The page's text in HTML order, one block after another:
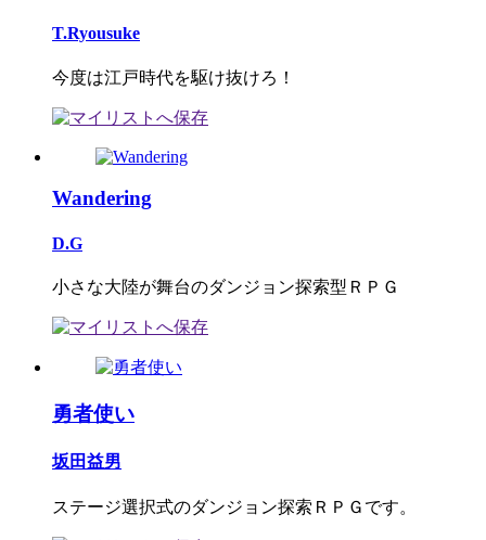
T.Ryousuke
今度は江戸時代を駆け抜けろ！
Wandering
D.G
小さな大陸が舞台のダンジョン探索型ＲＰＧ
勇者使い
坂田益男
ステージ選択式のダンジョン探索ＲＰＧです。